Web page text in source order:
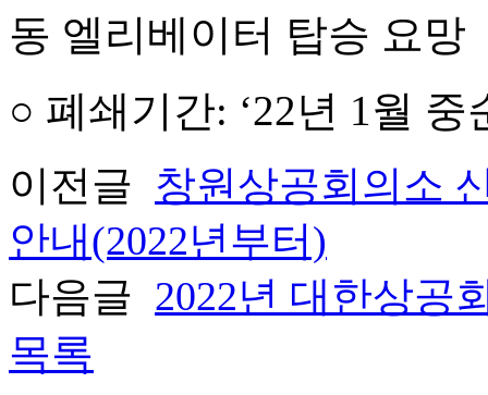
동 엘리베이터 탑승 요망
○ 폐쇄기간: ‘22년 1월 중
이전글 창원상공회의소
안내(2022년부터)
다음글 2022년 대한상공
목록